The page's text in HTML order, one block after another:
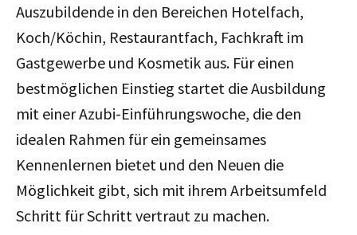
Auszubildende in den Bereichen Hotelfach,
Koch/Köchin, Restaurantfach, Fachkraft im
Gastgewerbe und Kosmetik aus. Für einen
bestmöglichen Einstieg startet die Ausbildung
mit einer Azubi-Einführungswoche, die den
idealen Rahmen für ein gemeinsames
Kennenlernen bietet und den Neuen die
Möglichkeit gibt, sich mit ihrem Arbeitsumfeld
Schritt für Schritt vertraut zu machen.